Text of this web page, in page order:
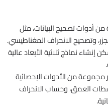
أدوات تصحيح البيانات، مثل
وتصحيح الانحراف المغناطيسي.
إنشاء نماذج ثلاثية الأبعاد عالية
مجموعة من الأدوات الإحصائية
العمق، وحساب الانحراف